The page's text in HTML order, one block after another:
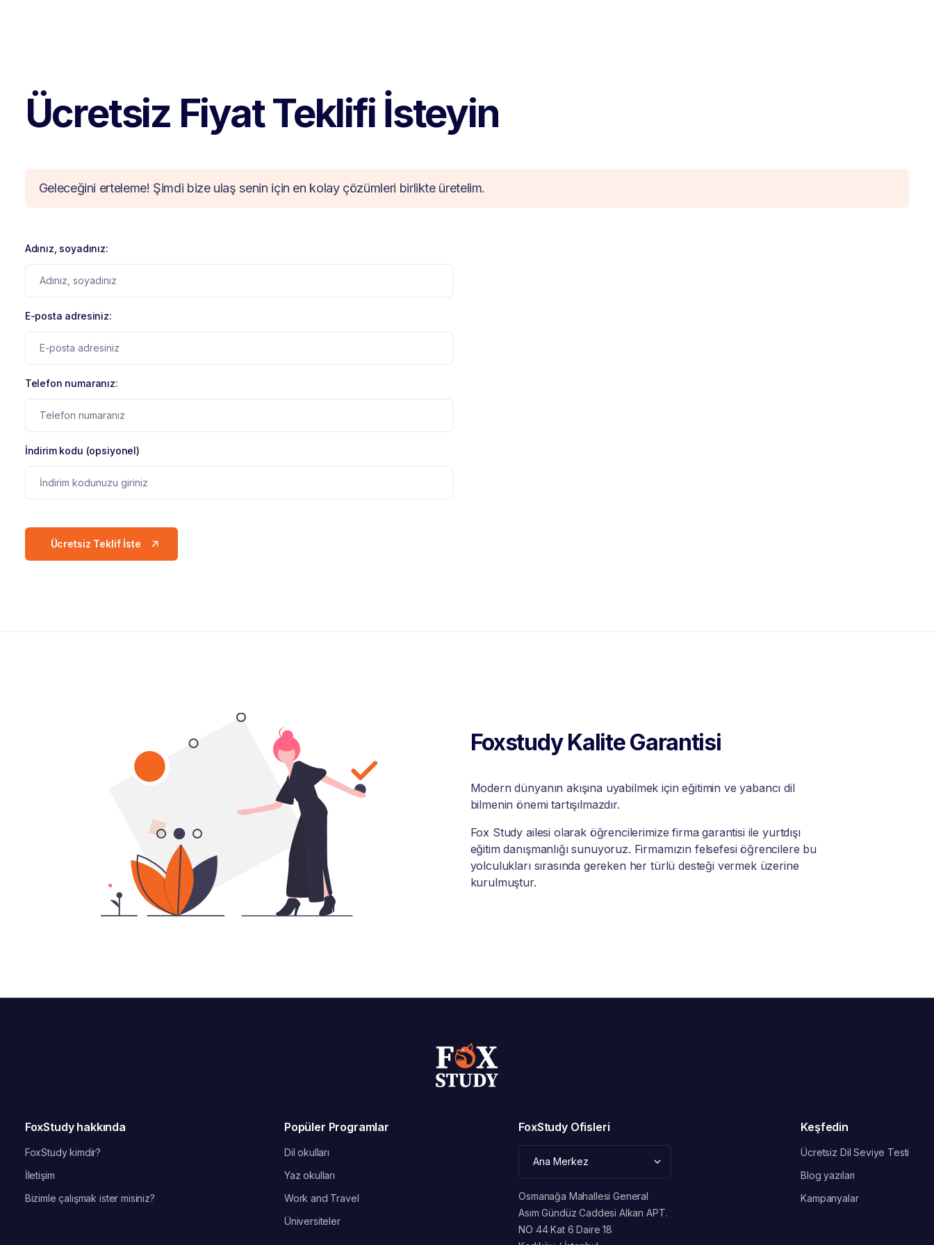
Ücretsiz Fiyat Teklifi İsteyin
Geleceğini erteleme! Şimdi bize ulaş senin için en kolay çözümleri birlikte üretelim.
Adınız, soyadınız:
E-posta adresiniz:
Telefon numaranız:
İndirim kodu (opsiyonel)
Ücretsiz Teklif İste
Foxstudy Kalite Garantisi
Modern dünyanın akışına uyabilmek için eğitimin ve yabancı dil
bilmenin önemi tartışılmazdır.
Fox Study ailesi olarak öğrencilerimize firma garantisi ile yurtdışı
eğitim danışmanlığı sunuyoruz. Firmamızın felsefesi öğrencilere bu
yolculukları sırasında gereken her türlü desteği vermek üzerine
kurulmuştur.
FoxStudy hakkında
FoxStudy kimdir?
İletişim
Bizimle çalışmak ister misiniz?
Popüler Programlar
Dil okulları
Yaz okulları
Work and Travel
Üniversiteler
FoxStudy Ofisleri
Osmanağa Mahallesi General
Asım Gündüz Caddesi Alkan APT.
NO 44 Kat 6 Daire 18
Keşfedin
Ücretsiz Dil Seviye Testi
Blog yazıları
Kampanyalar